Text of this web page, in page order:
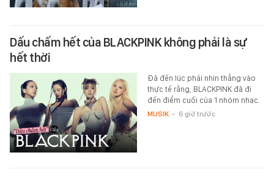
Dấu chấm hết của BLACKPINK không phải là sự
hết thời
Đã đến lúc phải nhìn thẳng vào
thực tế rằng, BLACKPINK đã đi
đến điểm cuối của 1 nhóm nhạc.
MUSIK - 6 giờ trước